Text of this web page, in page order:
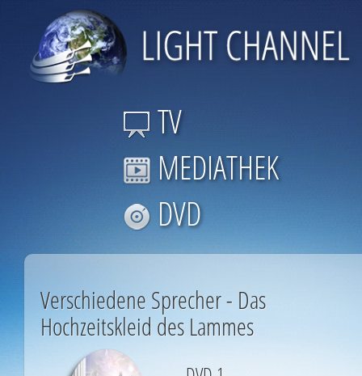
TV
MEDIATHEK
DVD
Verschiedene Sprecher - Das
Hochzeitskleid des Lammes